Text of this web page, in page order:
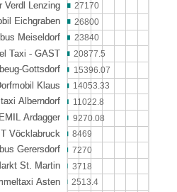
27170
26800
23840
20877.5
15396.07
14053.33
11022.8
9270.08
8469
7270
3718
2513.4